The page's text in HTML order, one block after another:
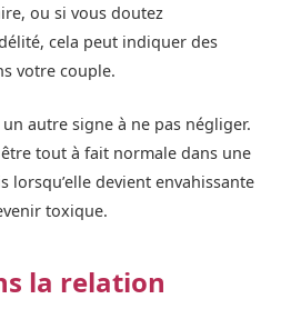
ou si vous doutez
cela peut indiquer des
votre couple.
autre signe à ne pas négliger.
tout à fait normale dans une
lorsqu’elle devient envahissante
toxique.
la relation